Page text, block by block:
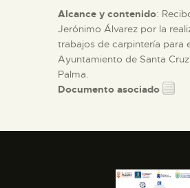
Alcance y contenido:
Jerónimo Álvarez por la
trabajos de carpintería para
Ayuntamiento de Santa
Palma.
Documento asociado